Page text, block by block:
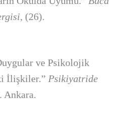
(26).
ve Psikolojik
İlişkiler.” Psikiyatride
Ankara.